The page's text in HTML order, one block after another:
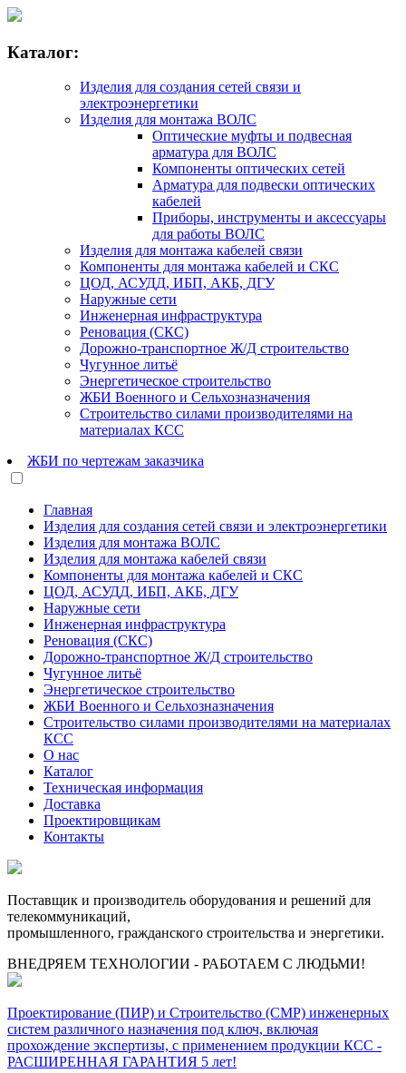
Каталог:
Изделия для создания сетей связи и
электроэнергетики
Изделия для монтажа ВОЛС
Оптические муфты и подвесная
арматура для ВОЛС
Компоненты оптических сетей
Арматура для подвески оптических
кабелей
Приборы, инструменты и аксессуары
для работы ВОЛС
Изделия для монтажа кабелей связи
Компоненты для монтажа кабелей и СКС
ЦОД, АСУДД, ИБП, АКБ, ДГУ
Наружные сети
Инженерная инфраструктура
Реновация (СКС)
Дорожно-транспортное Ж/Д строительство
Чугунное литьё
Энергетическое строительство
ЖБИ Военного и Сельхозназначения
Строительство силами производителями на
материалах КСС
ЖБИ по чертежам заказчика
Главная
Изделия для создания сетей связи и электроэнергетики
Изделия для монтажа ВОЛС
Изделия для монтажа кабелей связи
Компоненты для монтажа кабелей и СКС
ЦОД, АСУДД, ИБП, АКБ, ДГУ
Наружные сети
Инженерная инфраструктура
Реновация (СКС)
Дорожно-транспортное Ж/Д строительство
Чугунное литьё
Энергетическое строительство
ЖБИ Военного и Сельхозназначения
Строительство силами производителями на материалах
КСС
О нас
Каталог
Техническая информация
Доставка
Проектировщикам
Контакты
Поставщик и производитель оборудования и решений для
телекоммуникаций,
промышленного, гражданского строительства и энергетики.
ВНЕДРЯЕМ ТЕХНОЛОГИИ - РАБОТАЕМ С ЛЮДЬМИ!
Проектирование (ПИР) и Cтроительство (СМР) инженерных
систем различного назначения под ключ, включая
прохождение экспертизы, с применением продукции КСС -
РАСШИРЕННАЯ ГАРАНТИЯ 5 лет!